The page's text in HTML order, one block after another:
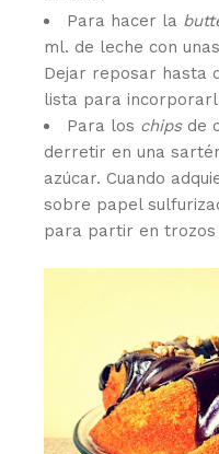
Para hacer la
ml. de leche con
Dejar reposar hasta
lista para
Para los chips de
derretir en una
azúcar. Cuando
sobre papel
para partir en trozos